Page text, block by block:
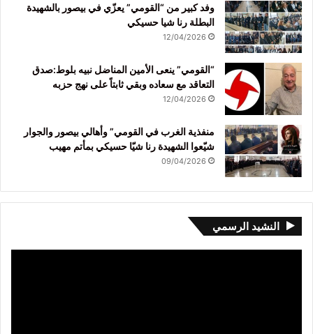
وفد كبير من “القومي” يعزّي في بيصور بالشهيدة
البطلة رنا شيا حسيكي
12/04/2026
“القومي” ينعى الأمين المناضل نبيه بلوط:صدق
التعاقد مع سعاده وبقي ثابتاً على نهج حزبه
12/04/2026
منفذية الغرب في القومي” وأهالي بيصور والجوار
شيّعوا الشهيدة رنا شيّا حسيكي بمأتم مهيب
09/04/2026
النشيد الرسمي